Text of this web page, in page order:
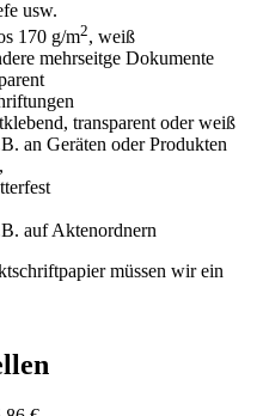
usw.
170 g/m2, weiß
mehrseitge Dokumente
transparent oder weiß
an Geräten oder Produkten
auf Aktenordnern
müssen wir ein